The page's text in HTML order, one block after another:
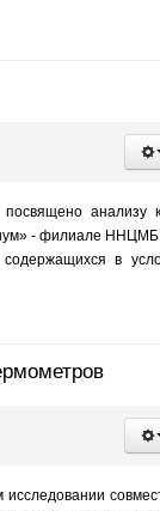
анализу
- филиале
в